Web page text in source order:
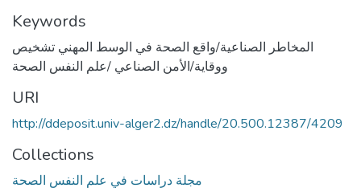
Keywords
المخاطر الصناعية/واقع الصحة في الوسط المهني تشخيص
ووقاية/الأمن الصناعي /علم النفس الصحة
URI
http://ddeposit.univ-alger2.dz/handle/20.500.12387/4209
Collections
مجلة دراسات في علم النفس الصحة